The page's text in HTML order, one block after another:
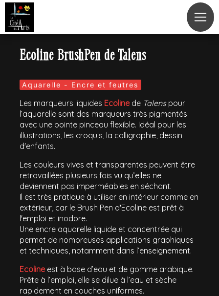
Ecoline BrushPen de Talens
Aquarelle - Encre et feutres
Les marqueurs liquides Ecoline de Talens pour
l’aquarelle sont des marqueurs très pigmentés
avec une pointe pinceau flexible. Idéal pour les
illustrations, les croquis, la calligraphie, dessin
d'enfants.
Les couleurs vives et transparentes peuvent être
retravaillées plusieurs fois vu qu’elles ne
deviennent pas imperméables en séchant.
Il est très pratique à utiliser en intérieur comme en
extérieur, car le Brush Pen d'Ecoline est prêt à
l'emploi et inodore.
Une encre aquarelle liquide et concentrée qui
permet de nombreuses applications graphiques
et techniques, notamment dans l’enseignement.
Ecoline est à base d’eau et de gomme arabique.
Prête à l’emploi, elle se dilue à l’eau et sèche
rapidement en couches uniformes.
Panneau de gestion des cookies